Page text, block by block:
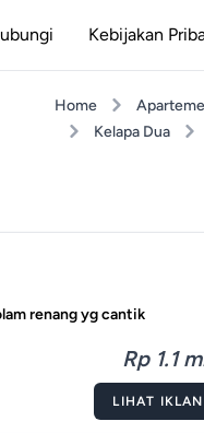
Kebijakan
Home
Kelapa Dua
renang yg cantik
Rp 1.1
LIHAT IKLAN